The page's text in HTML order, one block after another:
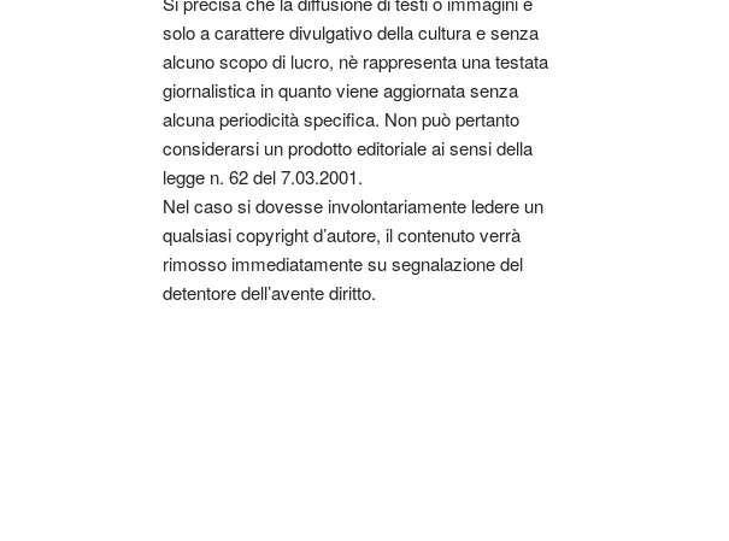
solo a carattere divulgativo della cultura e senza
alcuno scopo di lucro, nè rappresenta una testata
giornalistica in quanto viene aggiornata senza
alcuna periodicità specifica. Non può pertanto
considerarsi un prodotto editoriale ai sensi della
legge n. 62 del 7.03.2001.
Nel caso si dovesse involontariamente ledere un
qualsiasi copyright d’autore, il contenuto verrà
rimosso immediatamente su segnalazione del
detentore dell’avente diritto.